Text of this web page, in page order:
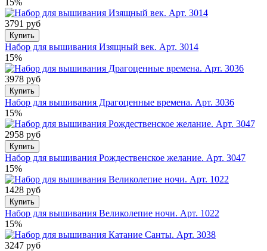
15%
3791 руб
Купить
Набор для вышивания Изящный век. Арт. 3014
15%
3978 руб
Купить
Набор для вышивания Драгоценные времена. Арт. 3036
15%
2958 руб
Купить
Набор для вышивания Рождественское желание. Арт. 3047
15%
1428 руб
Купить
Набор для вышивания Великолепие ночи. Арт. 1022
15%
3247 руб